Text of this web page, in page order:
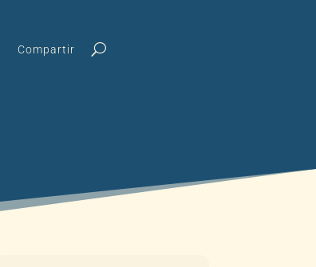
Compartir